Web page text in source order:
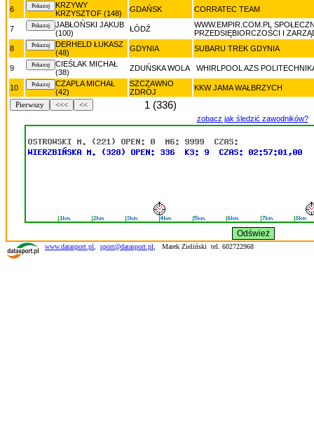
6
KRZYWY
KRZYSZTOF (148)
GDAŃSK CORRATEC TEAM
7
JABŁOŃSKI JAKUB
(100)
ŁÓDŹ
WWW.EMPIR.COM.PL
PRZEDSIĘBIORCZOŚCI I
8
DERHELD ŁUKASZ
(48)
GDYNIA SUBARU TREK GDYNIA
9
CIEŚLAK MICHAŁ
(38)
ZDUŃSKA WOLA WHIRLPOOL AZS
10
CZAPLA MICHAŁ
(42)
SZCZAWNO
ZDRÓJ
KKW JAMA WAŁBRZYCH
Pierwszy <<< << 1 (336)
zobacz jak śledzić zawodników?
www.datasport.pl sport@datasport.pl Marek Zieliński tel. 602722968